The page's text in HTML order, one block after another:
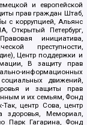
и европейской
прав граждан Штаб,
с коррупцией, Альянс
Петербург,
инициатива,
преступности,
Центр поддержки и
В защиту прав
информационных
движений,
и защиты прав
и их семьям, Фонд
Так, центр Сова, центр
здоровья, Мемориал,
Парк Гагарина, Фонд